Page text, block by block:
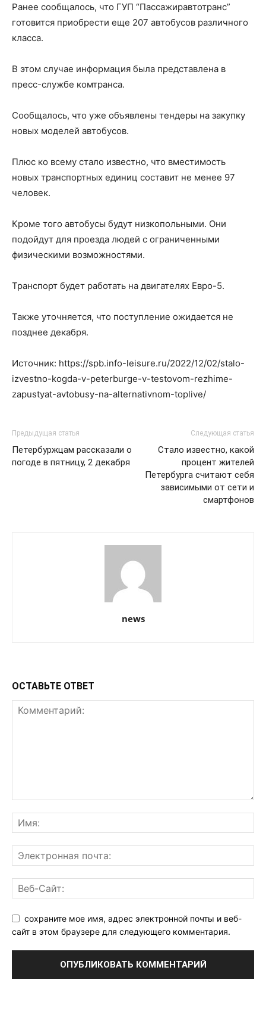
Ранее сообщалось, что ГУП “Пассажиравтотранс”
готовится приобрести еще 207 автобусов различного
класса.
В этом случае информация была представлена в
пресс-службе комтранса.
Сообщалось, что уже объявлены тендеры на закупку
новых моделей автобусов.
Плюс ко всему стало известно, что вместимость
новых транспортных единиц составит не менее 97
человек.
Кроме того автобусы будут низкопольными. Они
подойдут для проезда людей с ограниченными
физическими возможностями.
Транспорт будет работать на двигателях Евро-5.
Также уточняется, что поступление ожидается не
позднее декабря.
Источник: https://spb.info-leisure.ru/2022/12/02/stalo-
izvestno-kogda-v-peterburge-v-testovom-rezhime-
zapustyat-avtobusy-na-alternativnom-toplive/
Предыдущая статья
Петербуржцам рассказали о
погоде в пятницу, 2 декабря
Следующая статья
Стало известно, какой
процент жителей
Петербурга считают себя
зависимыми от сети и
смартфонов
news
ОСТАВЬТЕ ОТВЕТ
сохраните мое имя, адрес электронной почты и веб-
сайт в этом браузере для следующего комментария.